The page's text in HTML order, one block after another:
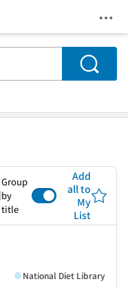
Search
Group
by
title
Add
all to
My
List
National Diet Library